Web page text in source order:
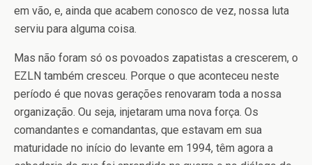
em vão, e, ainda que acabem conosco de vez, nossa luta
serviu para alguma coisa.
Mas não foram só os povoados zapatistas a crescerem, o
EZLN também cresceu. Porque o que aconteceu neste
período é que novas gerações renovaram toda a nossa
organização. Ou seja, injetaram uma nova força. Os
comandantes e comandantas, que estavam em sua
maturidade no início do levante em 1994, têm agora a